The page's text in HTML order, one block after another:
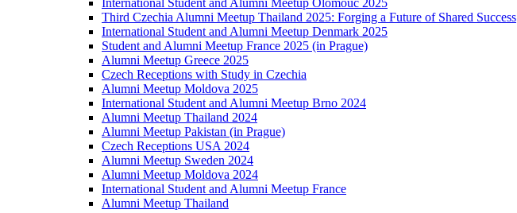
International Student and Alumni Meetup Olomouc 2025
Third Czechia Alumni Meetup Thailand 2025: Forging a Future of Shared Success
International Student and Alumni Meetup Denmark 2025
Student and Alumni Meetup France 2025 (in Prague)
Alumni Meetup Greece 2025
Czech Receptions with Study in Czechia
Alumni Meetup Moldova 2025
International Student and Alumni Meetup Brno 2024
Alumni Meetup Thailand 2024
Alumni Meetup Pakistan (in Prague)
Czech Receptions USA 2024
Alumni Meetup Sweden 2024
Alumni Meetup Moldova 2024
International Student and Alumni Meetup France
Alumni Meetup Thailand